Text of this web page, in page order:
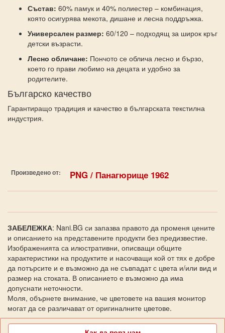
Състав: 60% памук и 40% полиестер – комбинация,
която осигурява мекота, дишане и лесна поддръжка.
Универсален размер: 60/120 – подходящ за широк кръг
детски възрасти.
Лесно обличане: Пончото се облича лесно и бързо,
което го прави любимо на децата и удобно за
родителите.
Българско качество
Гарантиращо традиция и качество в българската текстилна
индустрия.
Произведено от: PNG / Панагюрище 1962
ЗАБЕЛЕЖКА: Nani.BG си запазва правото да променя цените
и описанието на представените продукти без предизвестие.
Изображенията са илюстративни, описващи общите
характеристики на продуктите и насочващи кой от тях е добре
да потърсите и е възможно да не съвпадат с цвета и/или вид и
размер на стоката. В описанието е възможно да има
допуснати неточности.
Моля, обърнете внимание, че цветовете на вашия монитор
могат да се различават от оригиналните цветове.